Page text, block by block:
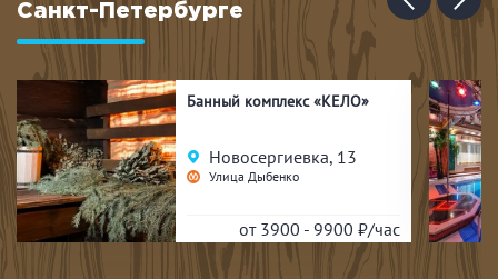
Санкт-Петербурге
Банный комплекс «КЕЛО»
Новосергиевка, 13
Улица Дыбенко
от 3900 - 9900₽/час